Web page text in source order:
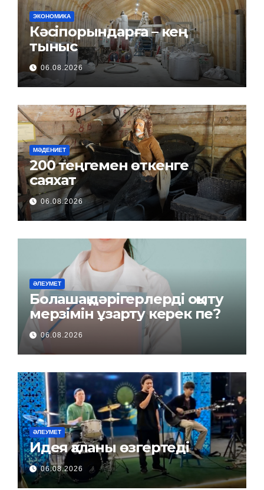
ЭКОНОМИКА
Кәсіпорындарға – кең
тыныс
06.08.2026
МӘДЕНИЕТ
200 теңгемен өткенге
саяхат
06.08.2026
ӘЛЕУМЕТ
Болашақ дәрігерлерді оқыту
мерзімін ұзарту керек пе?
06.08.2026
ӘЛЕУМЕТ
Идея қаланы өзгертеді
06.08.2026